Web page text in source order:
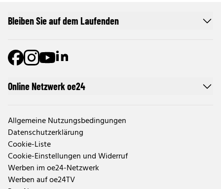
Online Netzwerk oe24
Allgemeine Nutzungsbedingungen
Datenschutzerklärung
Cookie-Liste
Cookie-Einstellungen und Widerruf
Werben im oe24-Netzwerk
Werben auf oe24TV
Bleiben Sie auf dem Laufenden